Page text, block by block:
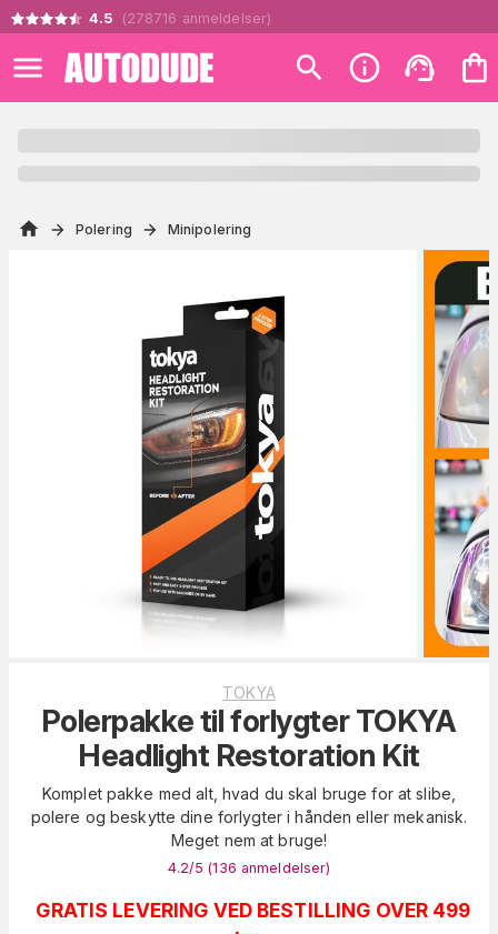
4.5 (278716 anmeldelser)
Polering Minipolering
TOKYA
Polerpakke til forlygter TOKYA
Headlight Restoration Kit
Komplet pakke med alt, hvad du skal bruge for at slibe,
polere og beskytte dine forlygter i hånden eller mekanisk.
Meget nem at bruge!
4.2/5 (136 anmeldelser)
GRATIS LEVERING VED BESTILLING OVER 499